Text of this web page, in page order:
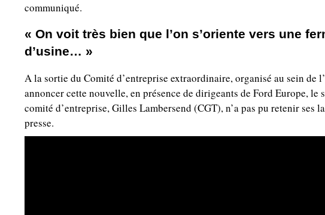
communiqué.
« On voit très bien que l’on s’oriente vers une
d’usine… »
A la sortie du Comité d’entreprise extraordinaire, organisé au sein de
annoncer cette nouvelle, en présence de dirigeants de Ford Europe, le
comité d’entreprise, Gilles Lambersend (CGT), n’a pas pu retenir ses
presse.